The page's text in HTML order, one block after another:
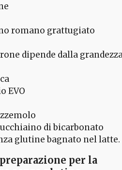
romano grattugiato
dipende dalla
EVO
di bicarbonato
glutine bagnato nel latte.
per la